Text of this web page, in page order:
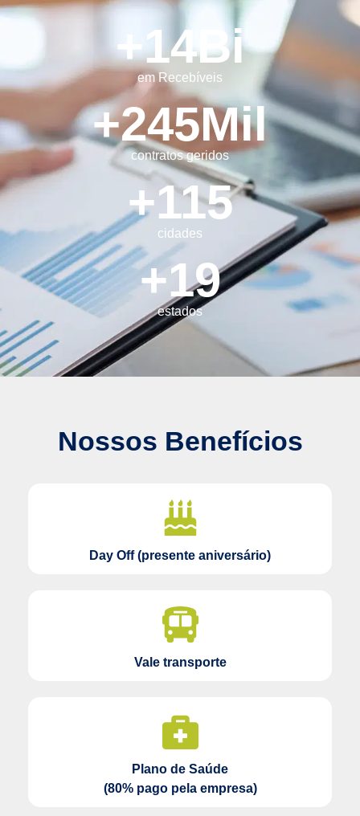
em Recebíveis
+14Bi
contratos geridos
+245Mil
cidades
+115
estados
+19
Nossos Benefícios
Day Off (presente aniversário)
Vale transporte
Plano de Saúde
(80% pago pela empresa)